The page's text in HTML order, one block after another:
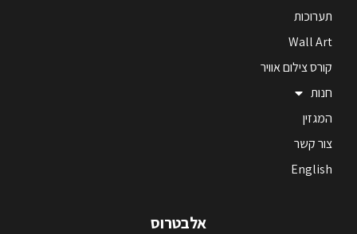
תערוכות
Wall Art
קורס צילום אוויר
חנות
המגזין
צור קשר
English
אלבטרוס